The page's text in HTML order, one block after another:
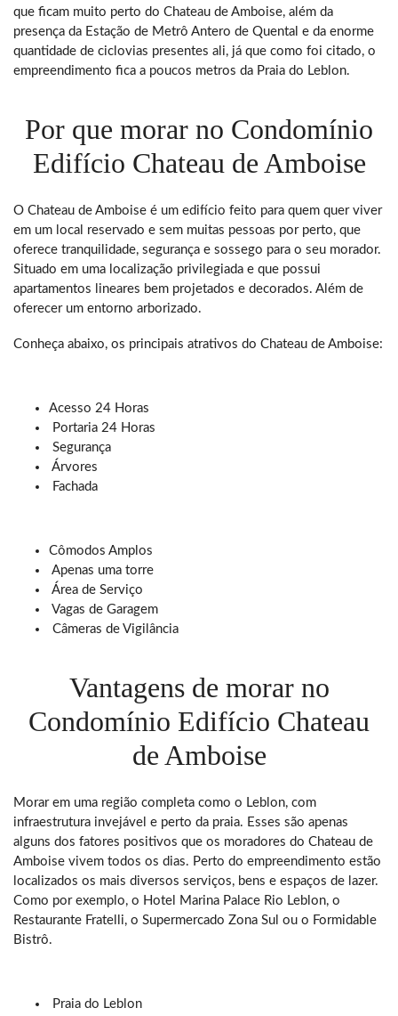
que ficam muito perto do Chateau de Amboise, além da
presença da Estação de Metrô Antero de Quental e da enorme
quantidade de ciclovias presentes ali, já que como foi citado, o
empreendimento fica a poucos metros da Praia do Leblon.
Por que morar no Condomínio
Edifício Chateau de Amboise
O Chateau de Amboise é um edifício feito para quem quer viver
em um local reservado e sem muitas pessoas por perto, que
oferece tranquilidade, segurança e sossego para o seu morador.
Situado em uma localização privilegiada e que possui
apartamentos lineares bem projetados e decorados. Além de
oferecer um entorno arborizado.
Conheça abaixo, os principais atrativos do Chateau de Amboise:
Acesso 24 Horas
Portaria 24 Horas
Segurança
Árvores
Fachada
Cômodos Amplos
Apenas uma torre
Área de Serviço
Vagas de Garagem
Câmeras de Vigilância
Vantagens de morar no
Condomínio Edifício Chateau
de Amboise
Morar em uma região completa como o Leblon, com
infraestrutura invejável e perto da praia. Esses são apenas
alguns dos fatores positivos que os moradores do Chateau de
Amboise vivem todos os dias. Perto do empreendimento estão
localizados os mais diversos serviços, bens e espaços de lazer.
Como por exemplo, o Hotel Marina Palace Rio Leblon, o
Restaurante Fratelli, o Supermercado Zona Sul ou o Formidable
Bistrô.
Praia do Leblon